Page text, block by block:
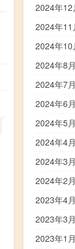
2024年12
2024年11
2024年10
2024年8月
2024年7月
2024年6月
2024年5月
2024年4月
2024年3月
2024年2月
2023年4月
2023年3月
2023年1月